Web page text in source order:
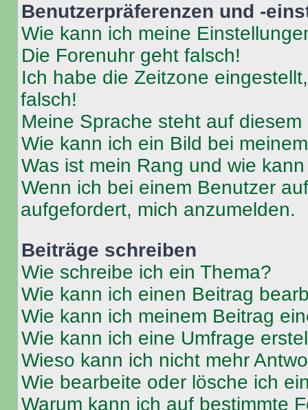
Benutzerpräferenzen und -
Wie kann ich meine
Die Forenuhr geht falsch!
Ich habe die Zeitzone
falsch!
Meine Sprache steht auf
Wie kann ich ein Bild bei
Was ist mein Rang und wie
Wenn ich bei einem Benutzer
aufgefordert, mich anzumelden.
Beiträge schreiben
Wie schreibe ich ein Thema?
Wie kann ich einen Beitrag
Wie kann ich meinem Beitrag
Wie kann ich eine Umfrage
Wieso kann ich nicht mehr
Wie bearbeite oder lösche ich
Warum kann ich auf bestimmte